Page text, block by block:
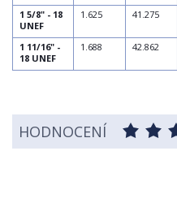
1 5/8" - 18
UNEF
1.625 41.275
1 11/16" -
18 UNEF
1.688 42.862
HODNOCENÍ